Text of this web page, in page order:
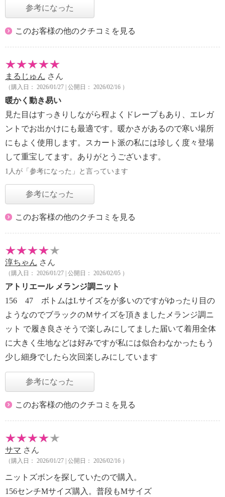
参考になった
このお客様の他のクチコミを見る
まるじゅん さん
（購入日： 2026/01/27 | 公開日： 2026/02/16 ）
暖かく動き易い
見た目はすっきりしながら程よくドレープもあり、エレガ
ントでお出かけにも最適です。暖かさがあるので寒い場所
にもよく使用します。スカート派の私には珍しく度々登場
して重宝してます。ありがとうございます。
1人が「参考になった」と言っています
参考になった
このお客様の他のクチコミを見る
淳ちゃん さん
（購入日： 2026/01/27 | 公開日： 2026/02/05 ）
アトリエール メランジ調ニット
156 47 ボトムはLサイズをが多いのですがゆったり目の
ようなのでブラックのＭサイズを頂きましたメランジ調ニ
ット で履き良さそうで楽しみにしてました届いて着用全体
に大きく生地などは好みですが私には似合わなかったもう
少し細身でしたら次回楽しみにしています
参考になった
このお客様の他のクチコミを見る
サマ さん
（購入日： 2026/01/27 | 公開日： 2026/02/16 ）
ニットズボンを探していたので購入。
156センチMサイズ購入。普段もMサイズ